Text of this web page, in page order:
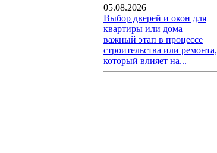
05.08.2026
Выбор дверей и окон для
квартиры или дома —
важный этап в процессе
строительства или ремонта,
который влияет на...